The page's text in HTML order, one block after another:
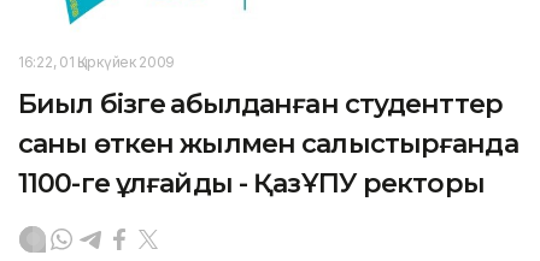
16:22, 01 Қыркүйек 2009
Биыл бізге қабылданған студенттер
саны өткен жылмен салыстырғанда
1100-ге ұлғайды - ҚазҰПУ ректоры